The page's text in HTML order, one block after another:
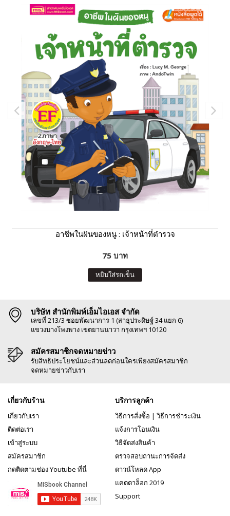
อาชีพในฝันของหนู : เจ้าหน้าที่ตำรวจ
75 บาท
หยิบใส่รถเข็น
บริษัท สำนักพิมพ์เอ็มไอเอส จำกัด
เลขที่ 213/3 ซอยพัฒนาการ 1 (สาธุประดิษฐ์ 34 แยก 6)
แขวงบางโพงพาง เขตยานนาวา กรุงเทพฯ 10120
สมัครสมาชิกจดหมายข่าว
รับสิทธิประโยชน์และส่วนลดก่อนใครเพียงสมัครสมาชิก
จดหมายข่าวกับเรา
เกี่ยวกับร้าน
เกี่ยวกับเรา
ติดต่อเรา
เข้าสู่ระบบ
สมัครสมาชิก
กดติดตามช่อง Youtube ที่นี่
บริการลูกค้า
วิธีการสั่งซื้อ | วิธีการชำระเงิน
แจ้งการโอนเงิน
วิธีจัดส่งสินค้า
ตรวจสอบถานะการจัดส่ง
ดาวน์โหลด App
แคตตาล็อก 2019
Support